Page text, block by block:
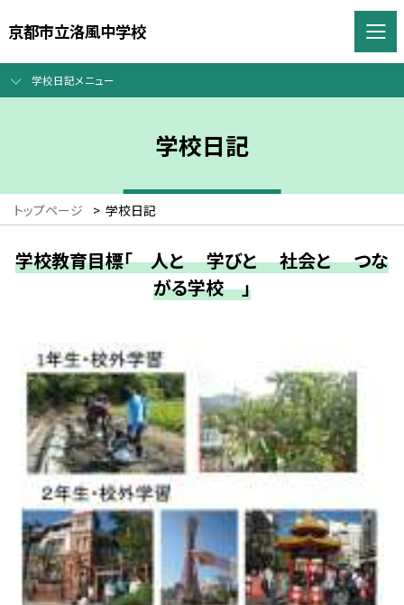
京都市立洛風中学校
学校日記メニュー
学校日記
トップページ > 学校日記
学校教育目標「 人と 学びと 社会と つな
がる学校 」